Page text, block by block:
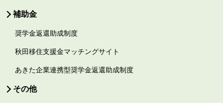
補助金
奨学金返還助成制度
秋田移住支援金マッチングサイト
あきた企業連携型奨学金返還助成制度
その他